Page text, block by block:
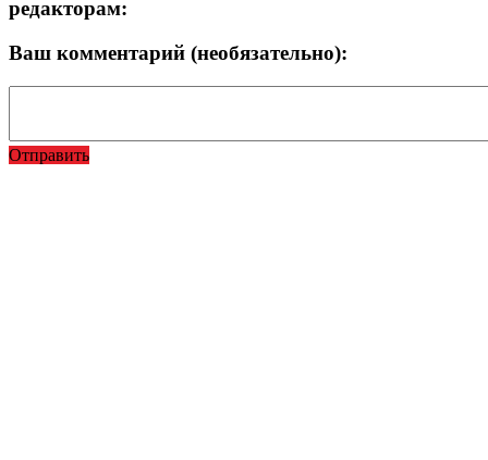
редакторам:
Ваш комментарий (необязательно):
Отправить